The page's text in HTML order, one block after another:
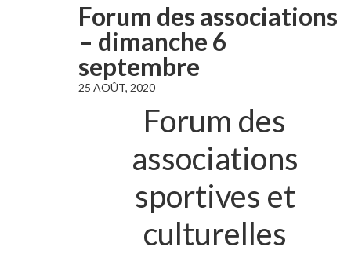
Forum des associations
– dimanche 6
septembre
25 AOÛT, 2020
Forum des
associations
sportives et
culturelles